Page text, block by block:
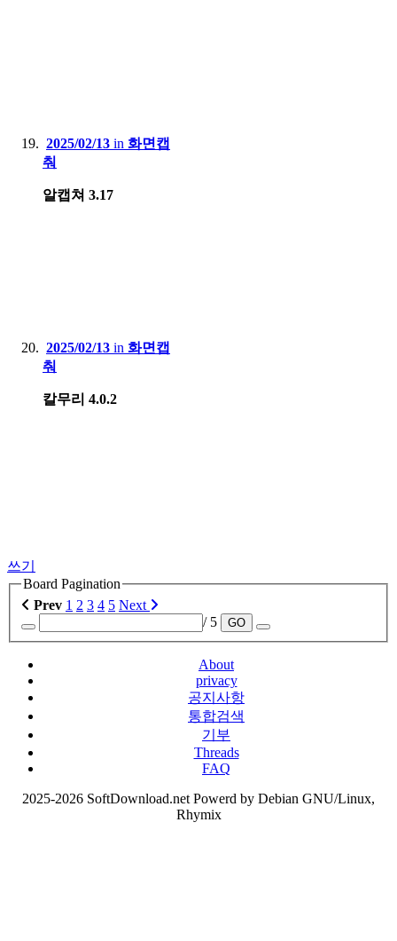
2025/02/13 in 화면캡
춰
알캡쳐 3.17
2025/02/13 in 화면캡
춰
칼무리 4.0.2
쓰기
Board Pagination
Prev 1 2 3 4 5 Next
/ 5
GO
About
privacy
공지사항
통합검색
기부
Threads
FAQ
2025-2026 SoftDownload.net Powerd by Debian GNU/Linux,
Rhymix